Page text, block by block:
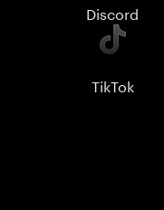
Discord
TikTok